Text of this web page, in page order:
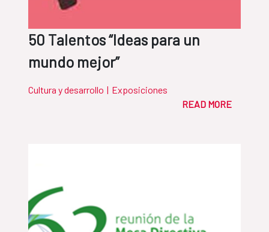
50 Talentos “Ideas para un
mundo mejor”
Cultura y desarrollo | Exposiciones
READ MORE